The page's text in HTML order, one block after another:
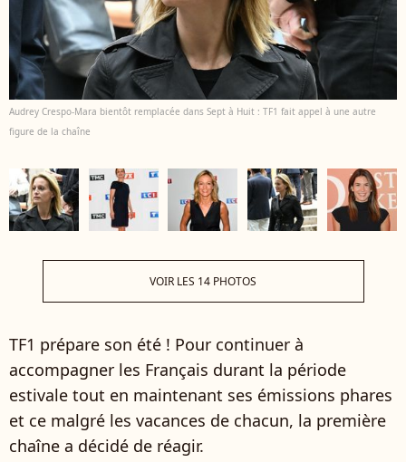
Audrey Crespo-Mara bientôt remplacée dans Sept à Huit : TF1 fait appel à une autre
figure de la chaîne
VOIR LES 14 PHOTOS
TF1 prépare son été ! Pour continuer à
accompagner les Français durant la période
estivale tout en maintenant ses émissions phares
et ce malgré les vacances de chacun, la première
chaîne a décidé de réagir.